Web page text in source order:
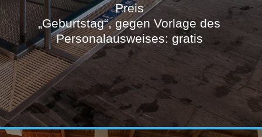
Preis
„Geburtstag“, gegen Vorlage des
Personalausweises: gratis